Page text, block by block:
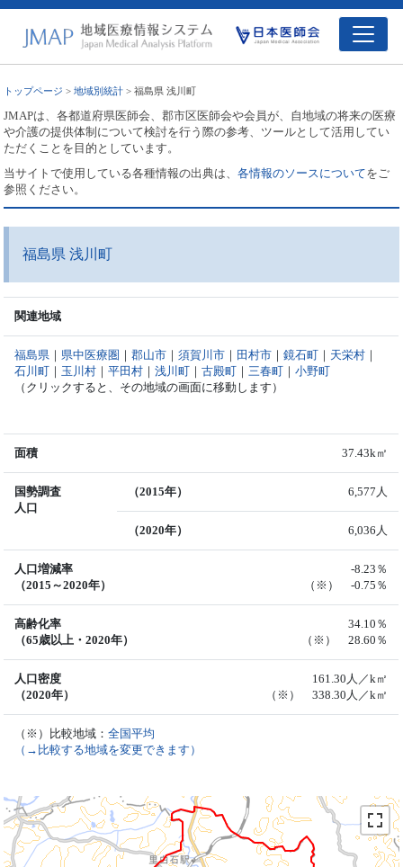
トップページ >地域別統計 > 福島県 浅川町
JMAPは、各都道府県医師会、郡市区医師会や会員が、自地域の将来の医療
や介護の提供体制について検討を行う際の参考、ツールとして活用してい
ただくことを目的としています。
当サイトで使用している各種情報の出典は、各情報のソースについてをご
参照ください。
福島県 浅川町
関連地域
福島県 ｜ 県中医療圏 ｜郡山市 ｜須賀川市 ｜ 田村市 ｜鏡石町 ｜ 天栄村 ｜
石川町 ｜ 玉川村 ｜平田村 ｜浅川町 ｜古殿町 ｜ 三春町 ｜小野町
（クリックすると、その地域の画面に移動します）
面積 37.43k㎡
国勢調査
人口
（2015年） 6,577人
（2020年） 6,036人
人口増減率
（2015～2020年）
-8.23％
（※） -0.75％
高齢化率
（65歳以上・2020年）
34.10％
（※） 28.60％
人口密度
（2020年）
161.30人／k㎡
（※） 338.30人／k㎡
（※）比較地域：全国平均
（→比較する地域を変更できます）